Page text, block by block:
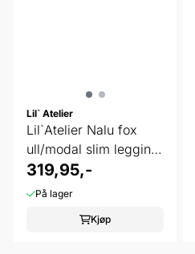
Lil` Atelier
Lil`Atelier Nalu fox
ull/modal slim legging
...
319,95,-
På lager
Kjøp